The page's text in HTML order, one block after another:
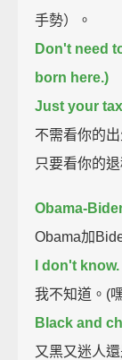
手勢）。
Don't need
born here.)
Just your
不需看你的
只要看你的退
Obama-
Obama加
I don't
我不知道。(
Black and
又黑又迷人